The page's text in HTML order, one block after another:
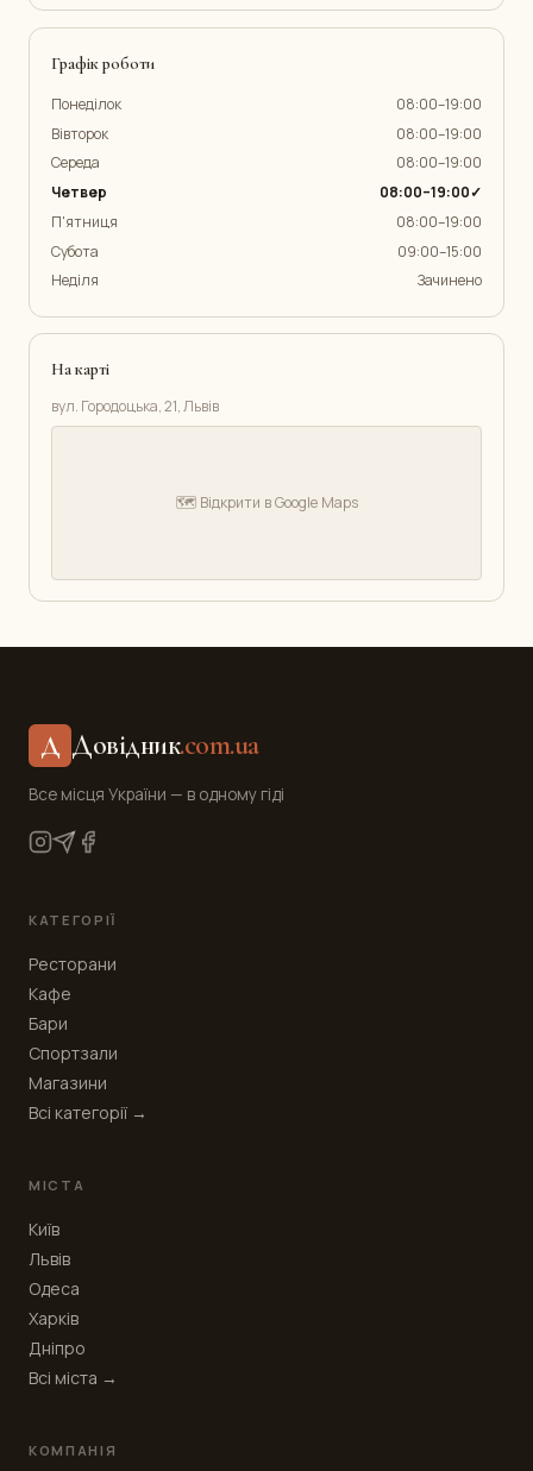
Графік роботи
Понеділок
08:00–19:00
Вівторок
08:00–19:00
Середа
08:00–19:00
Четвер
08:00–19:00✓
П'ятниця
08:00–19:00
Субота
09:00–15:00
Неділя
Зачинено
На карті
вул. Городоцька, 21, Львів
🗺️ Відкрити в Google Maps
Д Довідник.com.ua
Все місця України — в одному гіді
КАТЕГОРІЇ
Ресторани
Кафе
Бари
Спортзали
Магазини
Всі категорії →
МІСТА
Київ
Львів
Одеса
Харків
Дніпро
Всі міста →
КОМПАНІЯ